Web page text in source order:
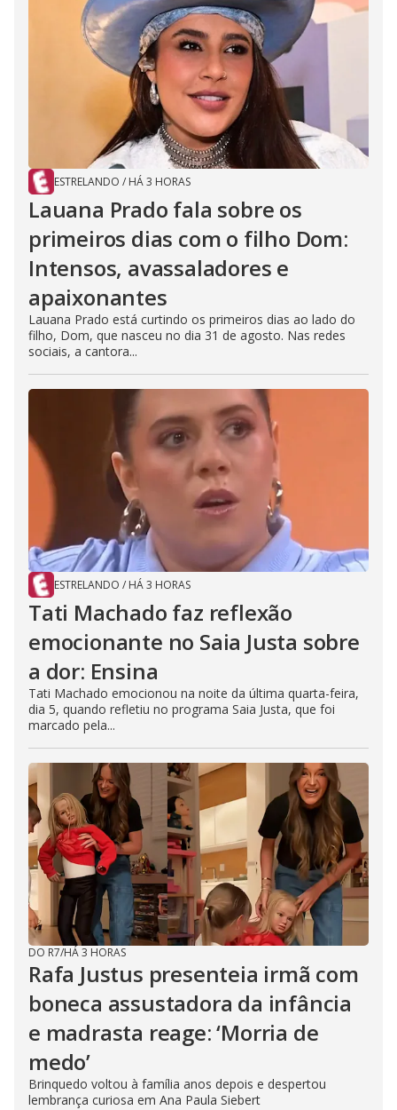
ESTRELANDO / HÁ 3 HORAS
Lauana Prado fala sobre os
primeiros dias com o filho Dom:
Intensos, avassaladores e
apaixonantes
Lauana Prado está curtindo os primeiros dias ao lado do
filho, Dom, que nasceu no dia 31 de agosto. Nas redes
sociais, a cantora...
ESTRELANDO / HÁ 3 HORAS
Tati Machado faz reflexão
emocionante no Saia Justa sobre
a dor: Ensina
Tati Machado emocionou na noite da última quarta-feira,
dia 5, quando refletiu no programa Saia Justa, que foi
marcado pela...
DO R7/HÁ 3 HORAS
Rafa Justus presenteia irmã com
boneca assustadora da infância
e madrasta reage: ‘Morria de
medo’
Brinquedo voltou à família anos depois e despertou
lembrança curiosa em Ana Paula Siebert